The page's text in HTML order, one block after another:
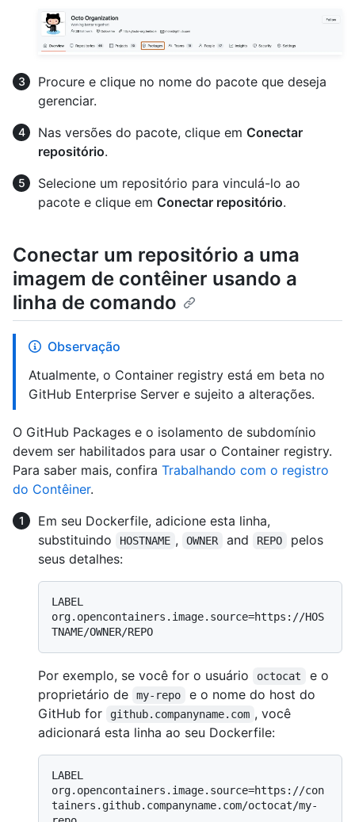
Procure e clique no nome do pacote que deseja
gerenciar.
Nas versões do pacote, clique em Conectar
repositório.
Selecione um repositório para vinculá-lo ao
pacote e clique em Conectar repositório.
Conectar um repositório a uma
imagem de contêiner usando a
linha de comando
Observação
Atualmente, o Container registry está em beta no
GitHub Enterprise Server e sujeito a alterações.
O GitHub Packages e o isolamento de subdomínio
devem ser habilitados para usar o Container registry.
Para saber mais, confira Trabalhando com o registro
do Contêiner.
Em seu Dockerfile, adicione esta linha,
substituindo
HOSTNAME , OWNER and REPO
pelos
seus detalhes:
LABEL
org.opencontainers.image.source=https://HOS
Por exemplo, se você for o usuário octocat
e o
proprietário de
my-repo
e o nome do host do
GitHub for
github.companyname.com , você
adicionará esta linha ao seu Dockerfile:
LABEL
org.opencontainers.image.source=https://con
tainers.github.companyname.com/octocat/my-